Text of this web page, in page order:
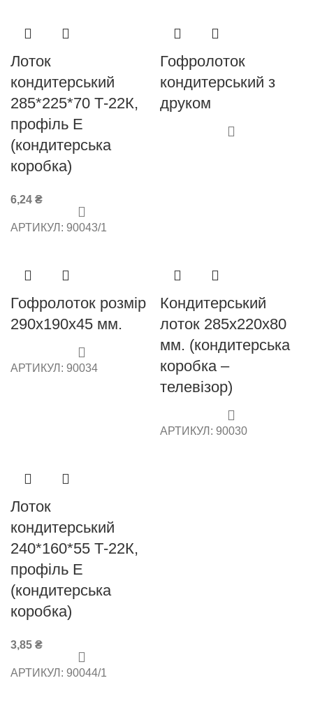
Лоток
кондитерський
285*225*70 Т-22К,
профіль Е
(кондитерська
коробка)
6,24 ₴
АРТИКУЛ: 90043/1
Гофролоток
кондитерський з
друком
Гофролоток розмір
290х190х45 мм.
АРТИКУЛ: 90034
Кондитерський
лоток 285х220х80
мм. (кондитерська
коробка –
телевізор)
АРТИКУЛ: 90030
Лоток
кондитерський
240*160*55 Т-22К,
профіль Е
(кондитерська
коробка)
3,85 ₴
АРТИКУЛ: 90044/1